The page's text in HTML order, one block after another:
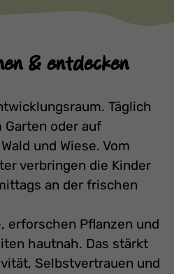
& entdecken
Täglich
Garten oder auf
und Wiese. Vom
verbringen die Kinder
an der frischen
erforschen Pflanzen und
hautnah. Das stärkt
Selbstvertrauen und